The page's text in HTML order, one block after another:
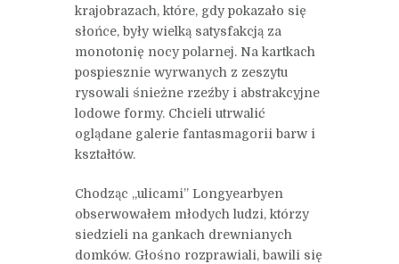
krajobrazach, które, gdy pokazało się
słońce, były wielką satysfakcją za
monotonię nocy polarnej. Na kartkach
pospiesznie wyrwanych z zeszytu
rysowali śnieżne rzeźby i abstrakcyjne
lodowe formy. Chcieli utrwalić
oglądane galerie fantasmagorii barw i
kształtów.
Chodząc „ulicami” Longyearbyen
obserwowałem młodych ludzi, którzy
siedzieli na gankach drewnianych
domków. Głośno rozprawiali, bawili się